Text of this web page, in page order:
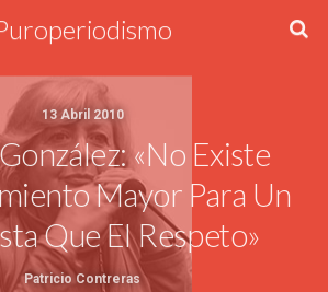
13 Abril 2010
«No Existe
Mayor Para Un
Que El Respeto»
Patricio Contreras